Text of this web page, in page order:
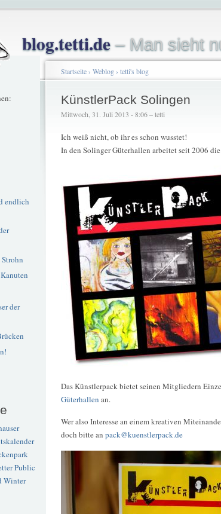
blog.tetti.de– Man sieht
endlich
der
Public
Winter
Startseite› Weblog› tetti's blog
KünstlerPack Solingen
Mittwoch, 31. Juli 2013 - 8:06 – tetti
Ich weiß nicht, ob ihr es schon wusstet!
In den Solinger Güterhallen arbeitet seit 2006 die
Das Künstlerpack bietet seinen Mitgliedern
Güterhallen an.
Wer also Interesse an einem kreativen
doch bitte an pack@kuenstlerpack.de